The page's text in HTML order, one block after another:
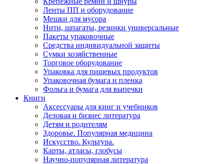
Ленты ПП и оборудование
Мешки для мусора
Нити, шпагаты, резинки универсальные
Пакеты упаковочные
Средства индивидуальной защиты
Сумки хозяйственные
Торговое оборудование
Упаковка для пищевых продуктов
Упаковочная бумага и пленка
Фольга и бумага для выпечки
Книги
Аксессуары для книг и учебников
Деловая и бизнес литература
Детям и родителям
Здоровье. Популярная медицина
Искусство. Культура.
Карты, атласы, глобусы
Научно-популярная литература